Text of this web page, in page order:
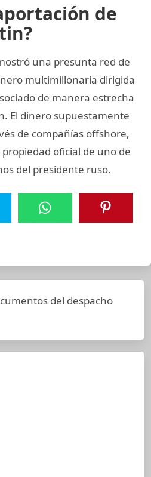
de
una presunta red de
multimillonaria dirigida
de manera estrecha
El dinero supuestamente
de compañías offshore,
oficial de uno de
del presidente ruso.
del despacho